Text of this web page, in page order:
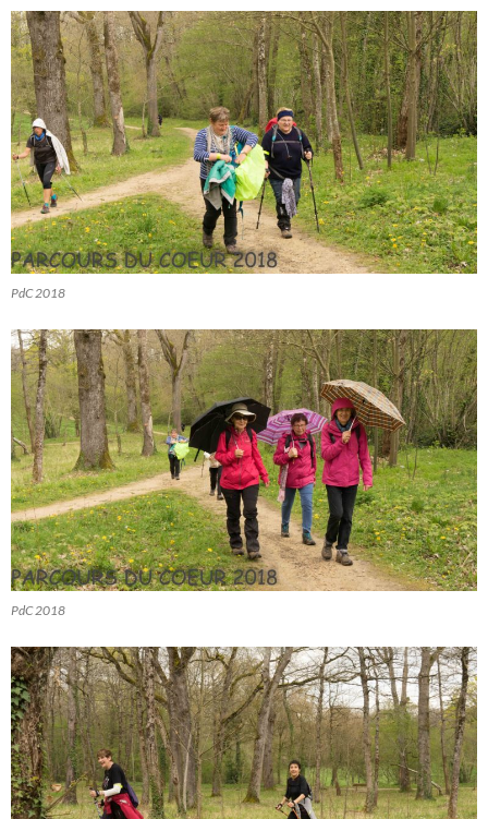
PdC 2018
PdC 2018